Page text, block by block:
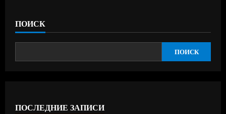
ПОИСК
ПОИСК
ПОСЛЕДНИЕ ЗАПИСИ